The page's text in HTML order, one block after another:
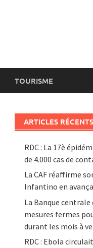
TOURISME
ARTICLES RÉCENTS
RDC : La 17è
de 4.000 cas de
La CAF réaffirme
Infantino en
La Banque centrale
mesures fermes
durant les mois à
RDC : Ebola